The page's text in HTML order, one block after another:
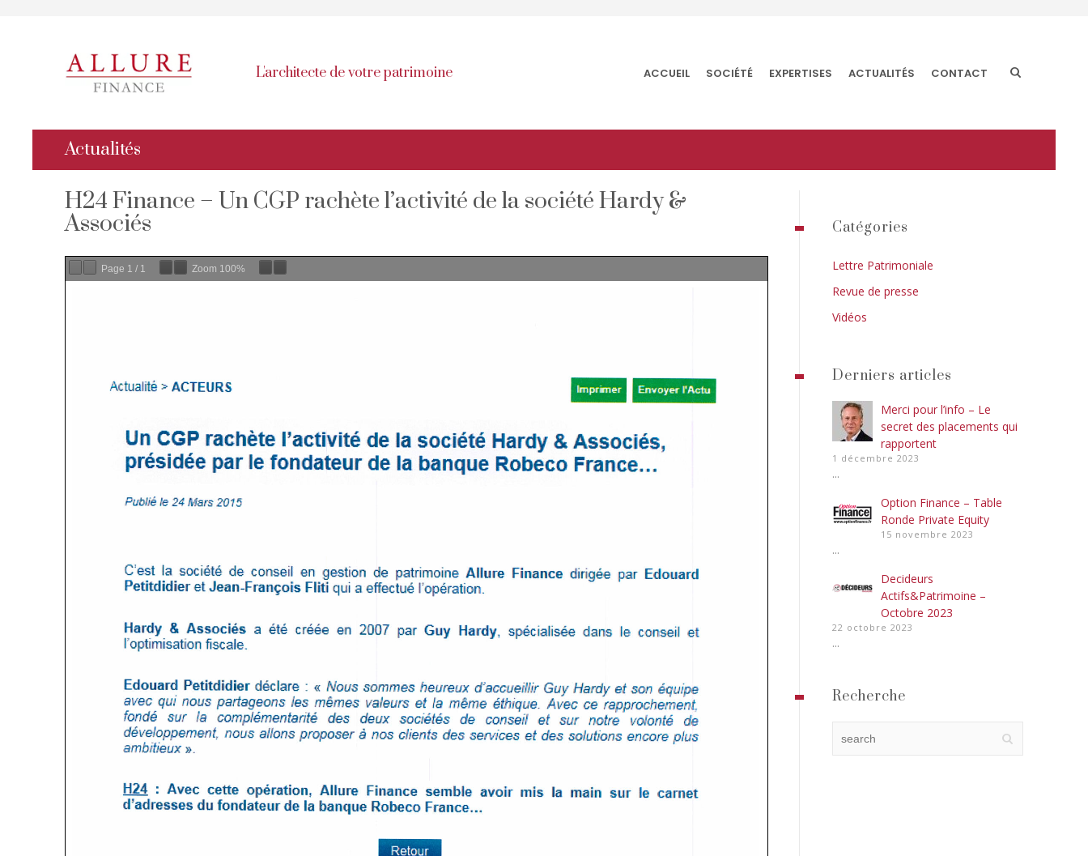
L'architecte de votre patrimoine ACCUEIL SOCIÉTÉ EXPERTISES ACTUALITÉS CONTACT
Actualités
H24 Finance – Un CGP rachète l’activité de la société Hardy &
Associés
Page 1 / 1 Zoom 100%
Catégories
Lettre Patrimoniale
Revue de presse
Vidéos
Derniers articles
Merci pour l’info – Le
secret des placements qui
rapportent
1 décembre 2023
...
Option Finance – Table
Ronde Private Equity
15 novembre 2023
...
Decideurs
Actifs&Patrimoine –
Octobre 2023
22 octobre 2023
...
Recherche